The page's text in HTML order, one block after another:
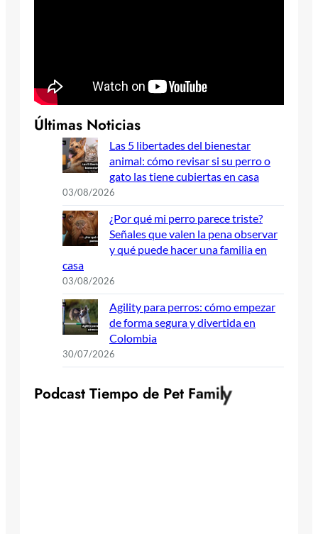
Últimas Noticias
Las 5 libertades del bienestar
animal: cómo revisar si su perro o
gato las tiene cubiertas en casa
03/08/2026
¿Por qué mi perro parece triste?
Señales que valen la pena observar
y qué puede hacer una familia en
casa
03/08/2026
Agility para perros: cómo empezar
de forma segura y divertida en
Colombia
30/07/2026
Podcast Tiempo de Pet Family